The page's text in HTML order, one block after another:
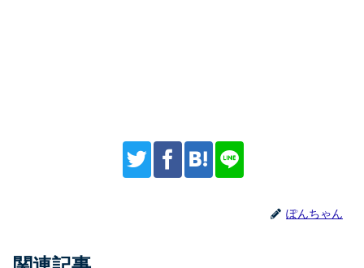
ぽんちゃん